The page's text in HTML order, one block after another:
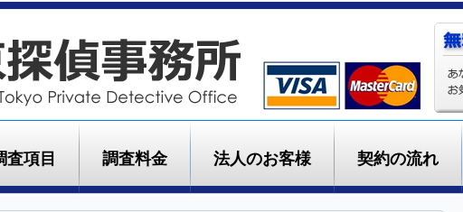
査項目 調査料金 法人のお客様 契約の流れ